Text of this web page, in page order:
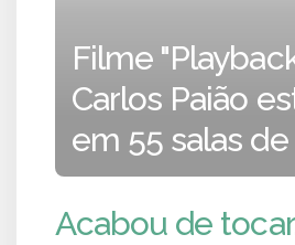
Filme
Carlos Paião
em 55 salas
Acabou de